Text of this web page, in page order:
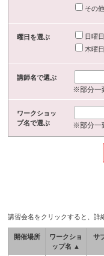
その
曜日を選ぶ 日曜日
木曜日
講師名で選ぶ
※部分一
ワークショッ
プ名で選ぶ
※部分一
講習会名をクリックすると、詳
開催場所
ワークショ
ップ名 ▲
サ